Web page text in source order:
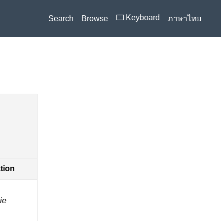
Search Browse ⌨️ Keyboard ภาษาไทย